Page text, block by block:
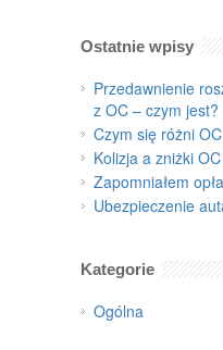
Ostatnie wpisy
Przedawnienie
z OC – czym jest?
Czym się różni
Kolizja a zniżki
Zapomniałem
Ubezpieczenie
Kategorie
Ogólna